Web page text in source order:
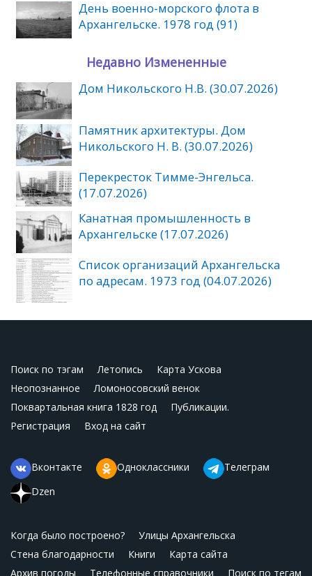
День военно-морского флота в
Архангельске. 1978 год (91)
Недавно Измененные
Дом Никольского Н.В. (30.07.2026)
Памятник архитектуры. Дом
Никольского Н. В. (30.07.2026)
Перекресток Тимме-Энгельса.
(17.07.2026)
Канатная промышленность в
Архангельске (17.07.2026)
Список организаций Архангельска
по адресам. 1973 год (04.07.2026)
Поиск по тэгам Летопись
Карта Ускова
Неопознанное
Ломоносовский венок
Поквартальная книга 1828 год
Публикации.
Регистрация
Вход на сайт
Вконтакте Одноклассники
Телеграм
Dzen
Когда было построено?
Улицы Архангельска
Стена благодарности
Книги
Карта сайта
Архив погоды
Телефонные справочники Поиск по тегам